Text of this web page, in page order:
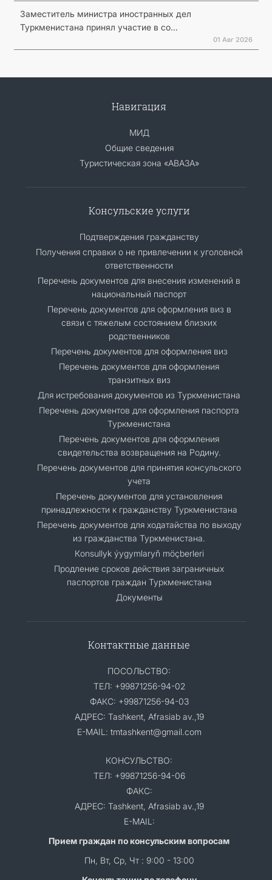
Заместитель министра иностранных дел
Туркменистана принял участие в со...
01 Авг 2026
Навигация
МИД
Общие сведения
Туристическая зона «АВАЗА»
Консульские услуги
Подтверждения гражданству
Получения справки о не привлечении к уголовной
ответственности
Перечень документов для внесения изменений в
национальный паспорт
Перечень документов для оформления виз в
связи с тяжелым состоянием близких
родственников
Перечень документов для оформления виз
Перечень документов для оформления
транзитных виз
Для истребования документов из Туркменистана
Перечень документов для оформления паспорта
Туркменистана
Перечень документов для оформления
свидетельства возвращения на Родину.
Перечень документов для принятия консульского
учета
Перечень документов для установления
принадлежности к гражданству Туркменистана
Перечень документов для ходатайства по выходу
из гражданства Туркменистана.
Кonsullyk ýygymlaryň möçberleri
Продление сроков действия заграничных
паспортов граждан Туркменистана
Документы
Контактные данные
ПОСОЛЬСТВО:
ТЕЛ: +99871256-94-02
ФАКС: +99871256-94-03
АДРЕС: Tashkent, Afrasiab av.,19
E-MAIL: tmtashkent@gmail.com
КОНСУЛЬСТВО:
ТЕЛ: +99871256-94-06
ФАКС:
АДРЕС: Tashkent, Afrasiab av.,19
E-MAIL:
Прием граждан по консульским вопросам
Пн, Вт, Ср, Чт : 9:00 - 13:00